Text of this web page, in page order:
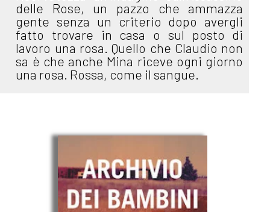
delle Rose, un pazzo che ammazza
gente senza un criterio dopo avergli
fatto trovare in casa o sul posto di
lavoro una rosa. Quello che Claudio non
sa è che anche Mina riceve ogni giorno
una rosa. Rossa, come il sangue.